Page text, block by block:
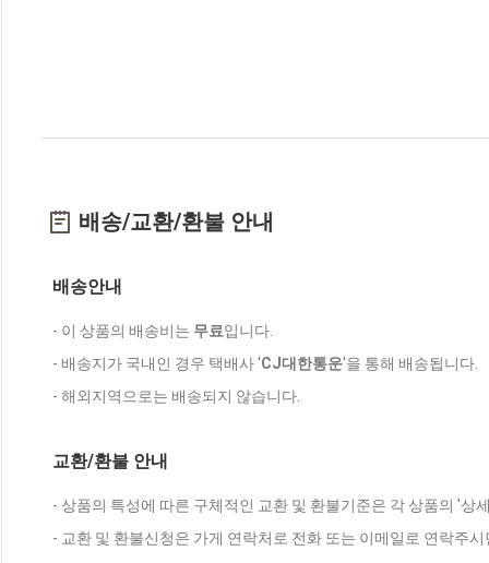
배송/교환/환불 안내
배송안내
- 이 상품의 배송비는 무료입니다.
- 배송지가 국내인 경우 택배사 'CJ대한통운'을 통해 배송됩니다.
- 해외지역으로는 배송되지 않습니다.
교환/환불 안내
- 상품의 특성에 따른 구체적인 교환 및 환불기준은 각 상품의 '상
- 교환 및 환불신청은 가게 연락처로 전화 또는 이메일로 연락주